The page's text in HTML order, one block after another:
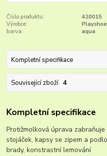
Číslo produktu:
420015
Výrobce:
barva:
aqua
Kompletní specifikace
Související zboží 4
Kompletní specifikace
Protižmolková úprava
stojáček, kapsy se zipem a
brady, konstrastní lemování